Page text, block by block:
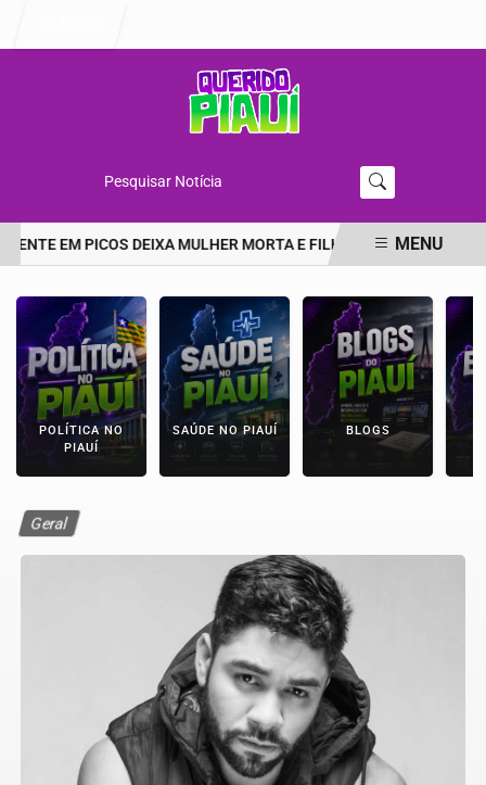
Pesquisar Notícia
EM PICOS DEIXA MULHER MORTA E FILHA EM ESTADO GRAVE
MENU
POLÍTICA NO
PIAUÍ
SAÚDE NO PIAUÍ BLOGS
Geral